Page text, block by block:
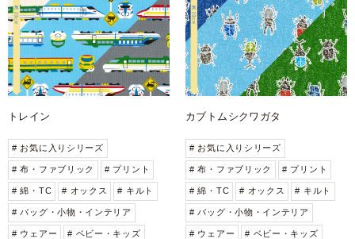
トレイン
# お気に入りシリーズ
# 布・ファブリック # プリント
# 綿・TC # オックス # キルト
# バッグ・小物・インテリア
# ウェアー # ベビー・キッズ
カブトムシクワガタ
# お気に入りシリーズ
# 布・ファブリック # プリント
# 綿・TC # オックス # キルト
# バッグ・小物・インテリア
# ウェアー # ベビー・キッズ